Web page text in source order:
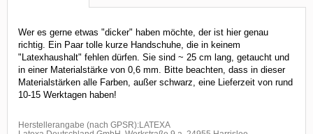
Wer es gerne etwas "dicker" haben möchte, der ist hier genau
richtig. Ein Paar tolle kurze Handschuhe, die in keinem
"Latexhaushalt" fehlen dürfen. Sie sind ~ 25 cm lang, getaucht und
in einer Materialstärke von 0,6 mm. Bitte beachten, dass in dieser
Materialstärken alle Farben, außer schwarz, eine Lieferzeit von rund
10-15 Werktagen haben!
Herstellerangabe (nach GPSR):LATEXA